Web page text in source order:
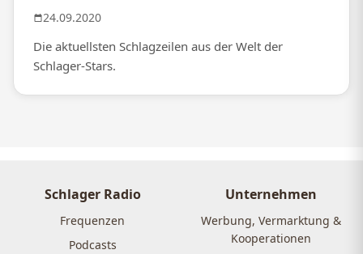
24.09.2020
Die aktuellsten Schlagzeilen aus der Welt der
Schlager-Stars.
Schlager Radio
Frequenzen
Podcasts
Unternehmen
Werbung, Vermarktung &
Kooperationen